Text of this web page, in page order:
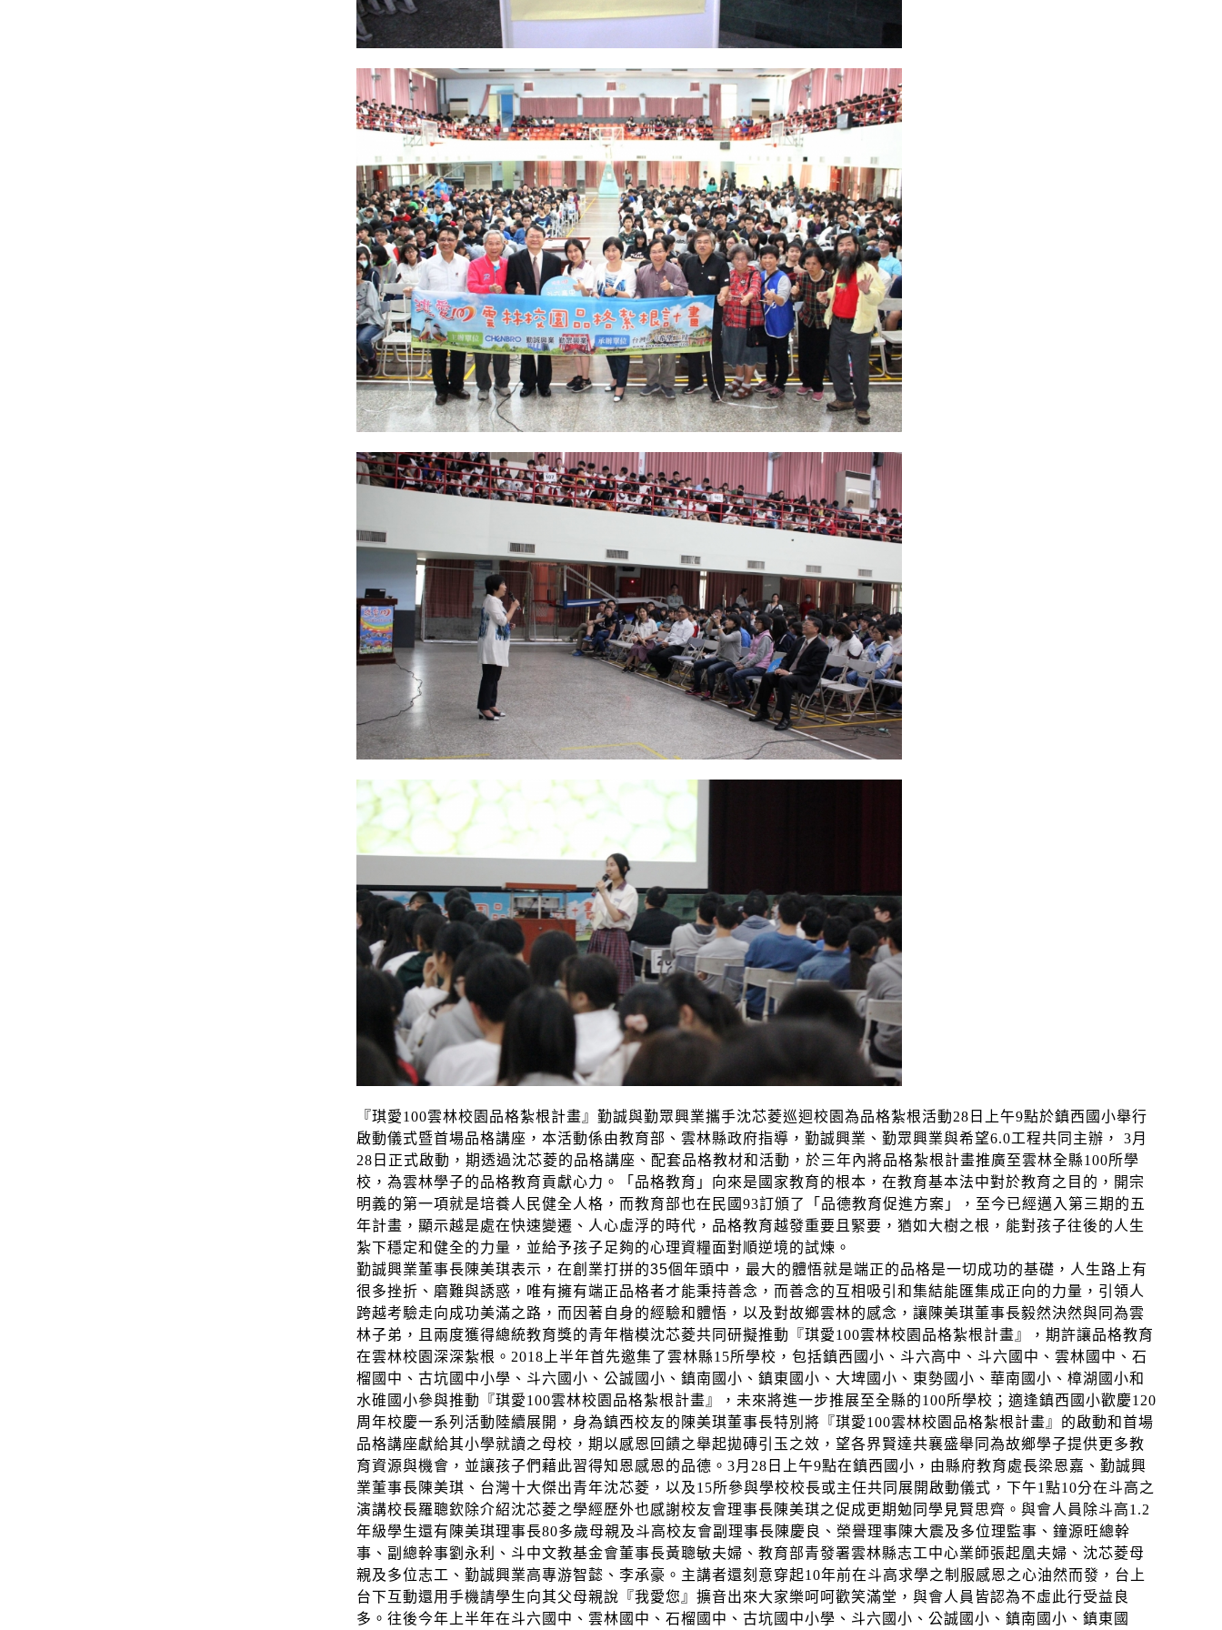
『琪愛100雲林校園品格紮根計畫』勤誠與勤眾興業攜手沈芯菱巡迴校園為品格紮根活動28 日上午9點於鎮西國小舉行
啟動儀式暨首場品格講座，本活動係由教育部、雲林縣政府指導，勤誠興業、勤眾興業與希望6.0工程共同主辦， 3月
28 日正式啟動，期透過沈芯菱的品格講座、配套品格教材和活動，於三年內將品格紮根計畫推廣至雲林全縣100所學
校，為雲林學子的品格教育貢獻心力。「品格教育」向來是國家教育的根本，在教育基本法中對於教育之目的，開宗
明義的第一項就是培養人民健全人格，而教育部也在民國 93訂頒了「品德教育促進方案」，至今已經邁入第三期的五
年計畫，顯示越是處在快速變遷、人心虛浮的時代，品格教育越發重要且緊要，猶如大樹之根，能對孩子往後的人生
紮下穩定和健全的力量，並給予孩子足夠的心理資糧面對順逆境的試煉。
勤誠興業董事長陳美琪表示，在創業打拼的35個年頭中，最大的體悟就是端正的品格是一切成功的基礎，人生路上有
很多挫折、磨難與誘惑，唯有擁有端正品格者才能秉持善念，而善念的互相吸引和集結能匯集成正向的力量，引領人
跨越考驗走向成功美滿之路，而因著自身的經驗和體悟，以及對故鄉雲林的感念，讓陳美琪董事長毅然決然與同為雲
林子弟，且兩度獲得總統教育獎的青年楷模沈芯菱共同研擬推動『琪愛100雲林校園品格紮根計畫』，期許讓品格教育
在雲林校園深深紮根。 2018 上半年首先邀集了雲林縣15所學校，包括鎮西國小、斗六高中、斗六國中、雲林國中、石
榴國中、古坑國中小學、斗六國小、公誠國小、鎮南國小、鎮東國小、大埤國小、東勢國小、華南國小、樟湖國小和
水碓國小參與推動『琪愛100雲林校園品格紮根計畫』，未來將進一步推展至全縣的100所學校；適逢鎮西國小歡慶120
周年校慶一系列活動陸續展開，身為鎮西校友的陳美琪董事長特別將『琪愛100雲林校園品格紮根計畫』的啟動和首場
品格講座獻給其小學就讀之母校，期以感恩回饋之舉起拋磚引玉之效，望各界賢達共襄盛舉同為故鄉學子提供更多教
育資源與機會，並讓孩子們藉此習得知恩感恩的品德。 3月 28 日上午9點在鎮西國小，由縣府教育處長梁恩嘉、勤誠興
業董事長陳美琪、台灣十大傑出青年沈芯菱，以及15所參與學校校長或主任共同展開啟動儀式，下午1 點10分在斗高之
演講校長羅聰欽除介紹沈芯菱之學經歷外也感謝校友會理事長陳美琪之促成更期勉同學見賢思齊。與會人員除斗高1.2
年級學生還有陳美琪理事長80多歲母親及斗高校友會副理事長陳慶良、榮譽理事陳大震及多位理監事、鐘源旺總幹
事、副總幹事劉永利、斗中文教基金會董事長黃聰敏夫婦、教育部青發署雲林縣志工中心業師張起凰夫婦、沈芯菱母
親及多位志工、勤誠興業高專游智懿、李承豪。主講者還刻意穿起10年前在斗高求學之制服感恩之心油然而發，台上
台下互動還用手機請學生向其父母親說『我愛您』擴音出來大家樂呵呵歡笑滿堂，與會人員皆認為不虛此行受益良
多。往後今年上半年在斗六國中、雲林國中、石榴國中、古坑國中小學、斗六國小、公誠國小、鎮南國小、鎮東國